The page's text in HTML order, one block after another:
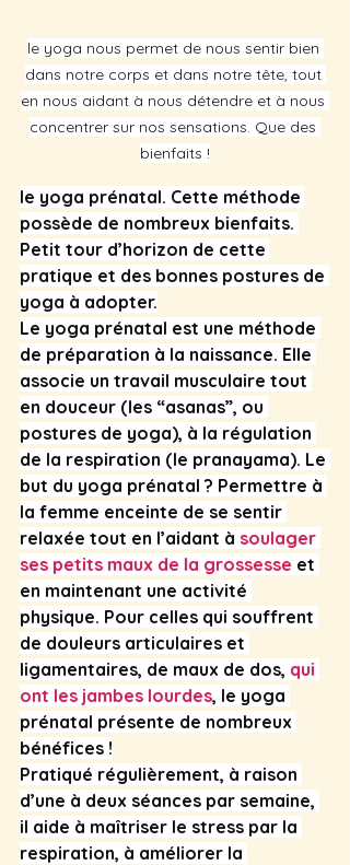
le yoga nous permet de nous sentir bien
dans notre corps et dans notre tête, tout
en nous aidant à nous détendre et à nous
concentrer sur nos sensations. Que des
bienfaits !
le yoga prénatal. Cette méthode
possède de nombreux bienfaits.
Petit tour d’horizon de cette
pratique et des bonnes postures de
yoga à adopter.
Le yoga prénatal est une méthode
de préparation à la naissance. Elle
associe un travail musculaire tout
en douceur (les “asanas”, ou
postures de yoga), à la régulation
de la respiration (le pranayama). Le
but du yoga prénatal ? Permettre à
la femme enceinte de se sentir
relaxée tout en l’aidant à soulager
ses petits maux de la grossesse et
en maintenant une activité
physique. Pour celles qui souffrent
de douleurs articulaires et
ligamentaires, de maux de dos, qui
ont les jambes lourdes, le yoga
prénatal présente de nombreux
bénéfices !
Pratiqué régulièrement, à raison
d’une à deux séances par semaine,
il aide à maîtriser le stress par la
respiration, à améliorer la